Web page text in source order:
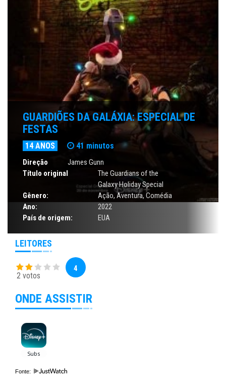
GUARDIÕES DA GALÁXIA: ESPECIAL DE
FESTAS
14 ANOS 41 minutos
Direção
James Gunn
Título original
The Guardians of the
Galaxy Holiday Special
Gênero:
Ação, Aventura, Comédia
Ano:
2022
País de origem:
EUA
LEITORES
2 votos
4
ONDE ASSISTIR
Fonte: